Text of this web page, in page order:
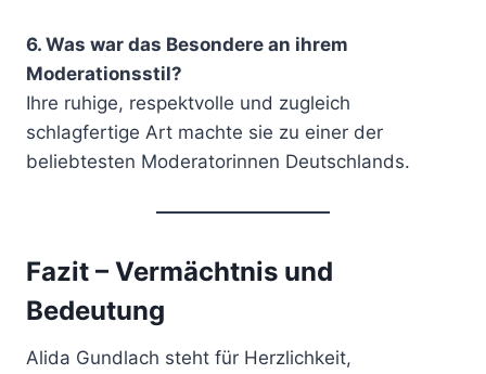
6. Was war das Besondere an ihrem
Moderationsstil?
Ihre ruhige, respektvolle und zugleich
schlagfertige Art machte sie zu einer der
beliebtesten Moderatorinnen Deutschlands.
Fazit – Vermächtnis und
Bedeutung
Alida Gundlach steht für Herzlichkeit,